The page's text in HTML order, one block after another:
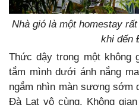
Nhà gió là một homestay
khi đến
Thức dậy trong một không
tắm mình dưới ánh nắng
ngắm nhìn màn sương sớm
Đà Lạt vô cùng. Không